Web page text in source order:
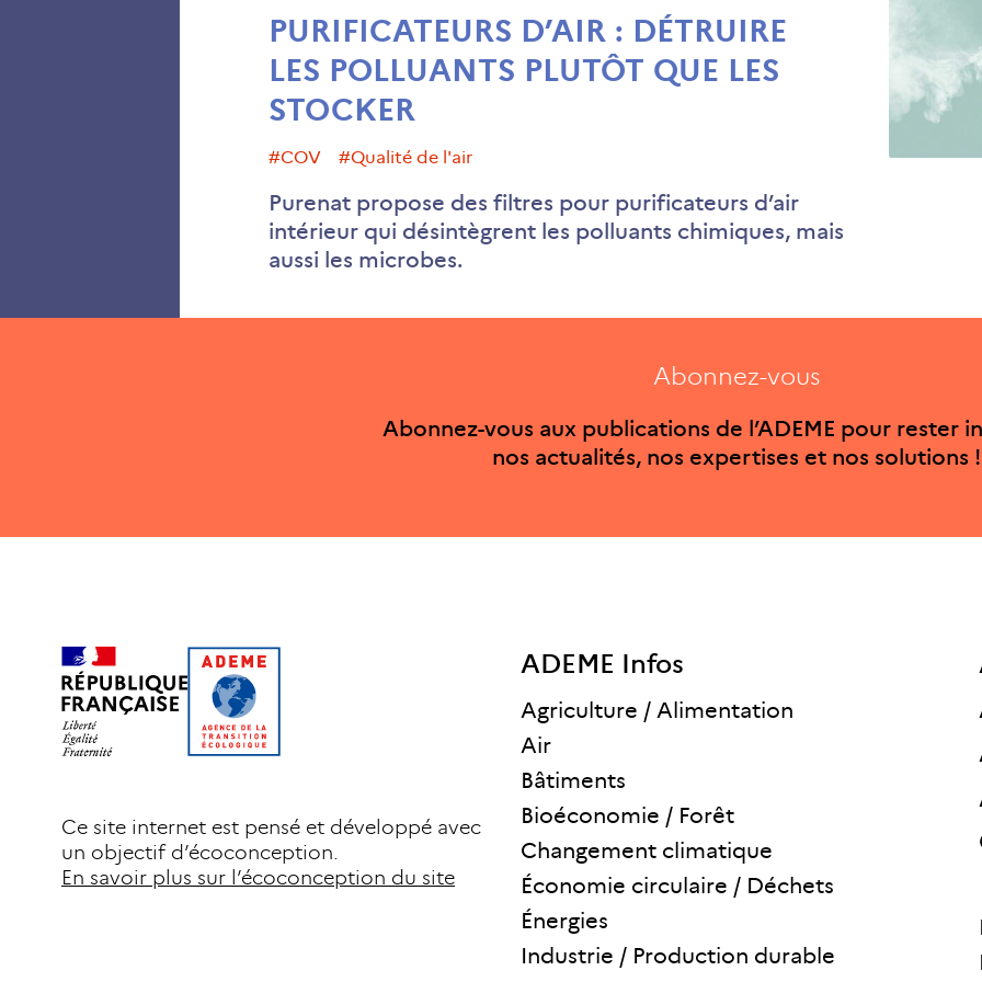
PURIFICATEURS D’AIR : DÉTRUIRE
LES POLLUANTS PLUTÔT QUE LES
STOCKER
#COV #Qualité de l'air
Purenat propose des filtres pour purificateurs d’air
intérieur qui désintègrent les polluants chimiques, mais
aussi les microbes.
Abonnez-vous
Abonnez-vous aux publications de l’ADEME pour rester
nos actualités, nos expertises et nos solutions !
Ce site internet est pensé et développé avec
un objectif d’écoconception.
En savoir plus sur l’écoconception du site
ADEME Infos
Agriculture / Alimentation
Air
Bâtiments
Bioéconomie / Forêt
Changement climatique
Économie circulaire / Déchets
Énergies
Industrie / Production durable